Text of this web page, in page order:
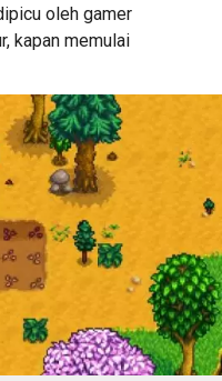
oleh gamer
kapan memulai